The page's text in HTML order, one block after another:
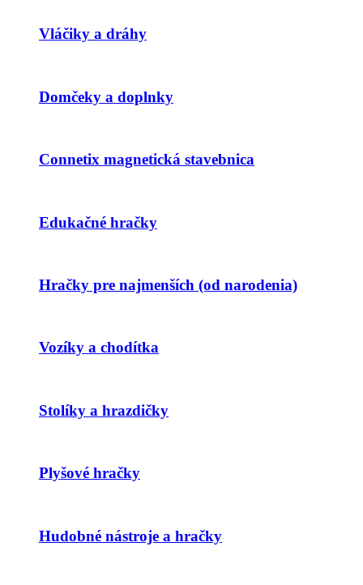
Vláčiky a dráhy
Domčeky a doplnky
Connetix magnetická stavebnica
Edukačné hračky
Hračky pre najmenších (od narodenia)
Vozíky a chodítka
Stolíky a hrazdičky
Plyšové hračky
Hudobné nástroje a hračky